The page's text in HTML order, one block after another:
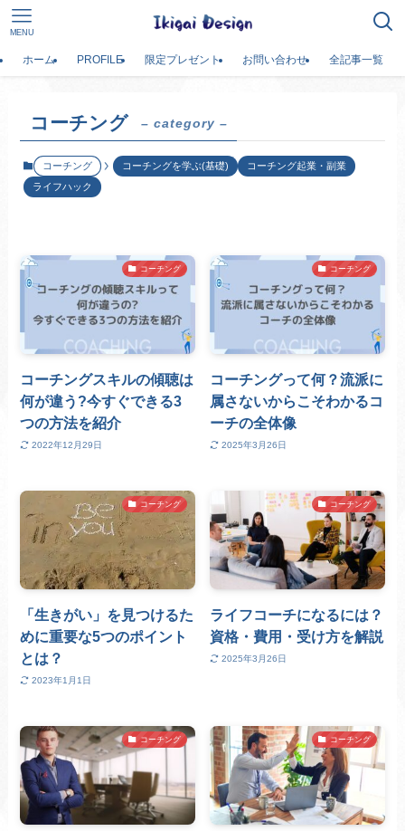
MENU
ホーム PROFILE 限定プレゼント お問い合わせ 全記事一覧
コーチング – category –
コーチング コーチングを学ぶ(基礎)
コーチング起業・副業
ライフハック
コーチング
コーチングスキルの傾聴は
何が違う?今すぐできる3
つの方法を紹介
2022年12月29日
コーチング
コーチングって何？流派に
属さないからこそわかるコ
ーチの全体像
2025年3月26日
コーチング
「生きがい」を見つけるた
めに重要な5つのポイント
とは？
2023年1月1日
コーチング
ライフコーチになるには？
資格・費用・受け方を解説
2025年3月26日
コーチング コーチング